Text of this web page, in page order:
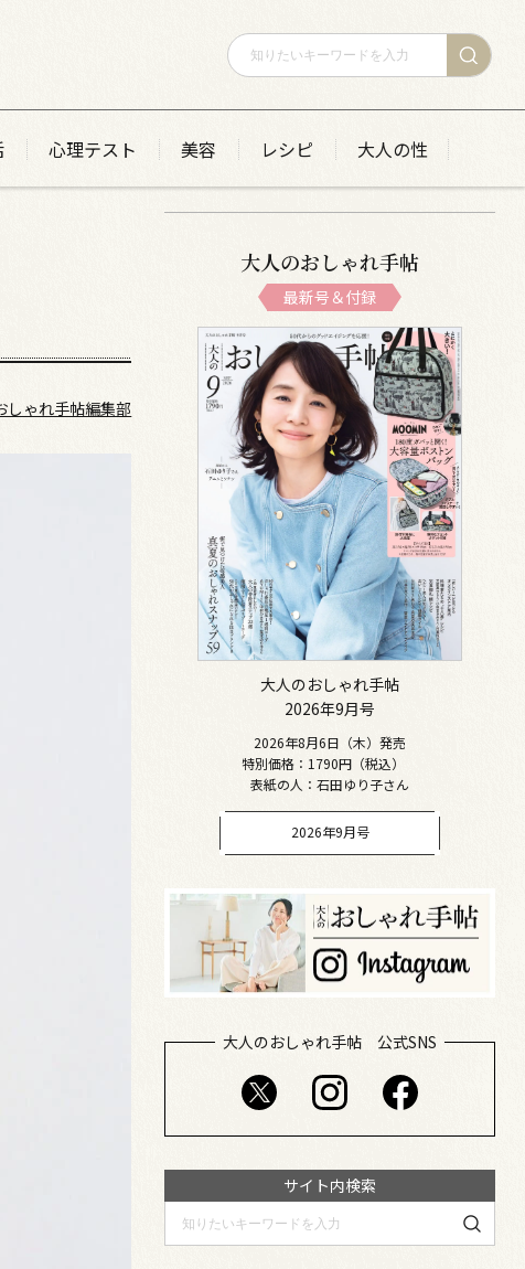
心理テスト 美容 レシピ 大人の性
しゃれ手帖編集部
大人のおしゃれ手帖
最新号＆付録
大人のおしゃれ手帖
2026年9月号
2026年8月6日（木）発売
特別価格：1790円（税込）
表紙の人：石田ゆり子さん
2026年9月号
大人のおしゃれ手帖 公式SNS
サイト内検索